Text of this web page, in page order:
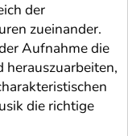
der
zueinander.
Aufnahme die
herauszuarbeiten,
die richtige